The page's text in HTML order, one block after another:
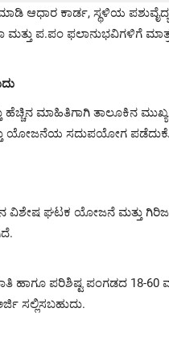
ಆಧಾರ ಕಾರ್ಡ, ಸ್ಥಳಿಯ ಪಶುವೈದ್ಯ
ಮತ್ತು ಪ.ಪಂ ಫಲಾನುಭವಿಗಳಿಗೆ
ಮಾಹಿತಿಗಾಗಿ ತಾಲೂಕಿನ ಮುಖ್ಯ
ಯೋಜನೆಯ ಸದುಪಯೋಗ
ವಿಶೇಷ ಘಟಕ ಯೋಜನೆ ಮತ್ತು
ಹಾಗೂ ಪರಿಶಿಷ್ಟ ಪಂಗಡದ 18-60
ಸಲ್ಲಿಸಬಹುದು.